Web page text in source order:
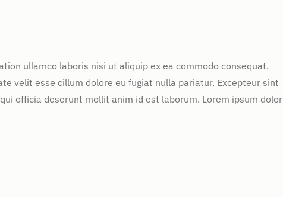
ullamco laboris nisi ut aliquip ex ea commodo consequat.
velit esse cillum dolore eu fugiat nulla pariatur. Excepteur sint
officia deserunt mollit anim id est laborum. Lorem ipsum dolor